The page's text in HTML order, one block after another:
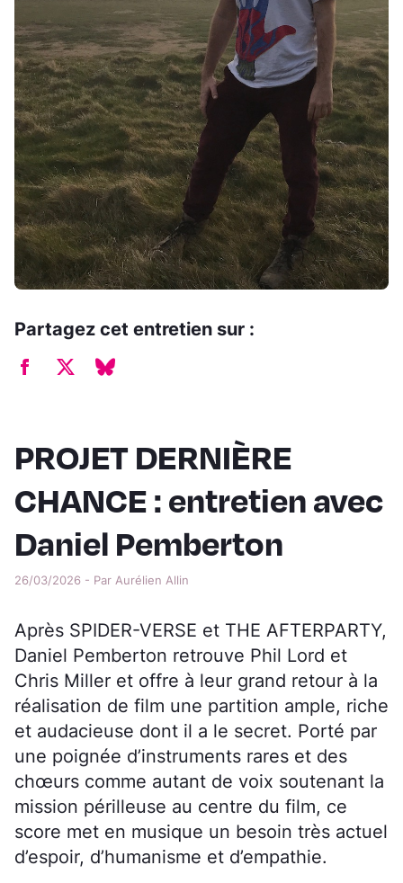
PROJET DERNIÈRE
CHANCE : entretien avec
Daniel Pemberton
26/03/2026 - Par Aurélien Allin
Après SPIDER-VERSE et THE AFTERPARTY,
Daniel Pemberton retrouve Phil Lord et
Chris Miller et offre à leur grand retour à la
réalisation de film une partition ample, riche
et audacieuse dont il a le secret. Porté par
une poignée d’instruments rares et des
chœurs comme autant de voix soutenant la
mission périlleuse au centre du film, ce
score met en musique un besoin très actuel
d’espoir, d’humanisme et d’empathie.
Partagez cet entretien sur :